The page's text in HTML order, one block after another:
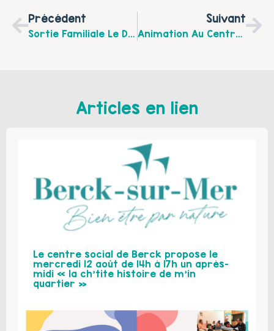
Précédent
Sortie Familiale Le Dimanche 20 Novembre 2016 Organisée Par L’Espace Fort
Suivant
Animation Au Centre Social De Sangatte Avec Ciné-Ligue « Mes Premiers Pas Au Cinéma » Atelier Enfants De 3 À 6 Ans Et Leurs Parents
Articles en lien
Le centre social de Berck propose le
mercredi 12 août de 14h à 17h un après-
midi « la ch’tite histoire de m’in
quartier »